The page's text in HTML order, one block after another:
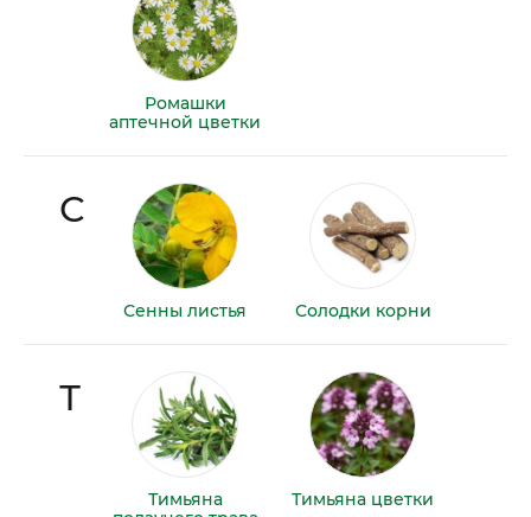
Ромашки
аптечной цветки
С
Сенны листья Солодки корни
Т
Тимьяна
Тимьяна цветки